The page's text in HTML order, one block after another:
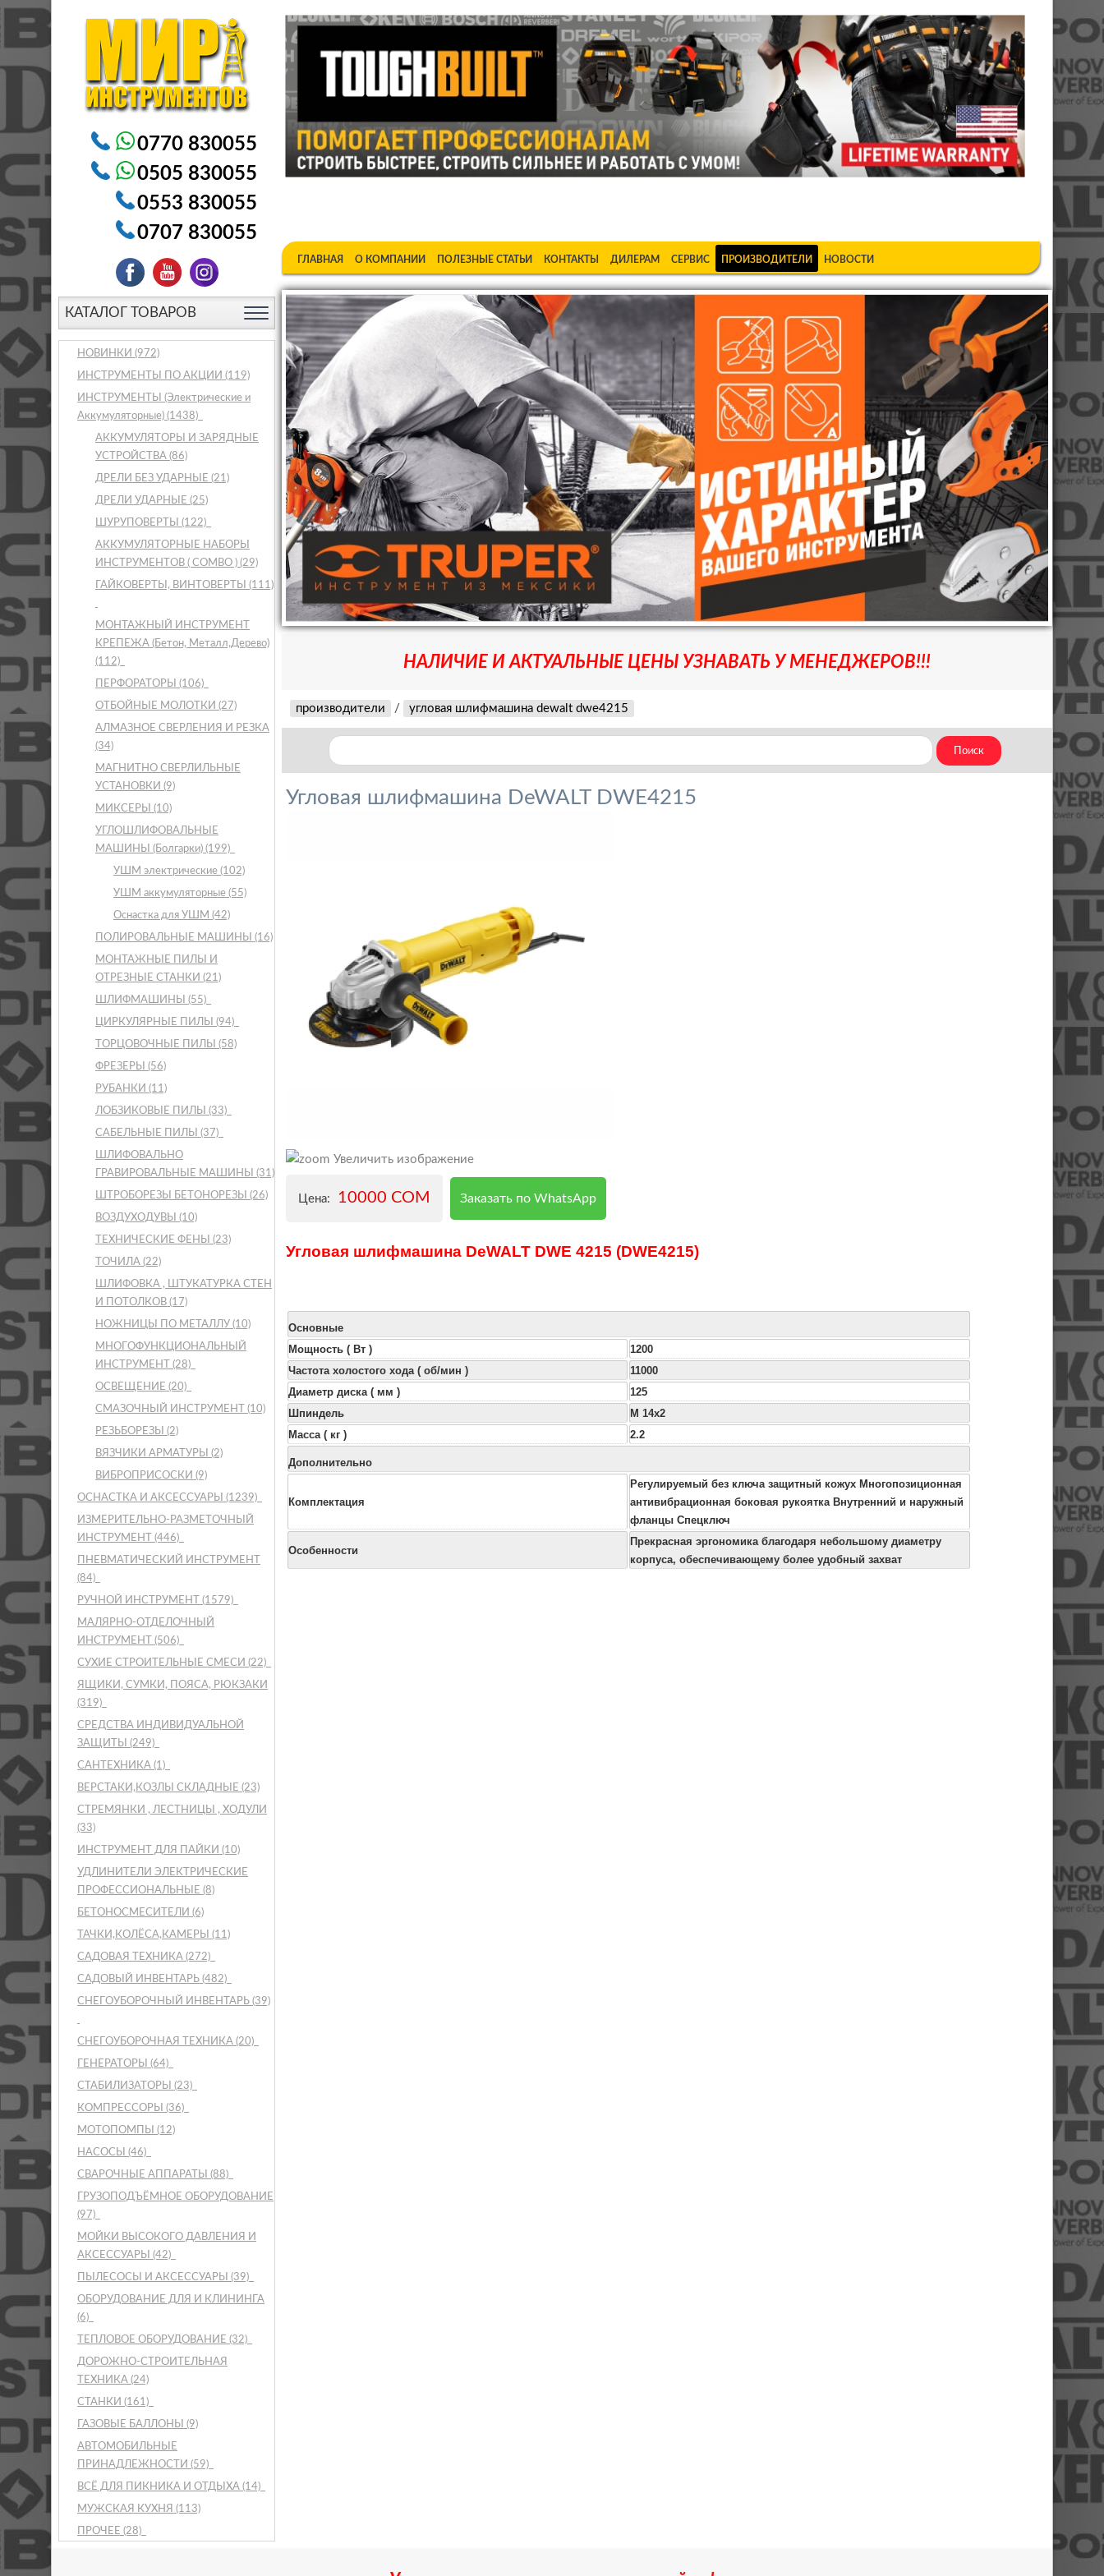
0770 830055
0505 830055
0553 830055
0707 830055
ГЛАВНАЯ О КОМПАНИИ ПОЛЕЗНЫЕ СТАТЬИ КОНТАКТЫ ДИЛЕРАМ СЕРВИС ПРОИЗВОДИТЕЛИ НОВОСТИ
КАТАЛОГ ТОВАРОВ
НОВИНКИ (972)
ИНСТРУМЕНТЫ ПО АКЦИИ (119)
ИНСТРУМЕНТЫ (Электрические и
Аккумуляторные) (1438)
АККУМУЛЯТОРЫ И ЗАРЯДНЫЕ
УСТРОЙСТВА (86)
ДРЕЛИ БЕЗ УДАРНЫЕ (21)
ДРЕЛИ УДАРНЫЕ (25)
ШУРУПОВЕРТЫ (122)
АККУМУЛЯТОРНЫЕ НАБОРЫ
ИНСТРУМЕНТОВ ( COMBO ) (29)
ГАЙКОВЕРТЫ, ВИНТОВЕРТЫ (111)
МОНТАЖНЫЙ ИНСТРУМЕНТ
КРЕПЕЖА (Бетон, Металл,Дерево)
(112)
ПЕРФОРАТОРЫ (106)
ОТБОЙНЫЕ МОЛОТКИ (27)
АЛМАЗНОЕ СВЕРЛЕНИЯ И РЕЗКА
(34)
МАГНИТНО СВЕРЛИЛЬНЫЕ
УСТАНОВКИ (9)
МИКСЕРЫ (10)
УГЛОШЛИФОВАЛЬНЫЕ
МАШИНЫ (Болгарки) (199)
УШМ электрические (102)
УШМ аккумуляторные (55)
Оснастка для УШМ (42)
ПОЛИРОВАЛЬНЫЕ МАШИНЫ (16)
МОНТАЖНЫЕ ПИЛЫ И
ОТРЕЗНЫЕ СТАНКИ (21)
ШЛИФМАШИНЫ (55)
ЦИРКУЛЯРНЫЕ ПИЛЫ (94)
ТОРЦОВОЧНЫЕ ПИЛЫ (58)
ФРЕЗЕРЫ (56)
РУБАНКИ (11)
ЛОБЗИКОВЫЕ ПИЛЫ (33)
САБЕЛЬНЫЕ ПИЛЫ (37)
ШЛИФОВАЛЬНО
ГРАВИРОВАЛЬНЫЕ МАШИНЫ (31)
ШТРОБОРЕЗЫ БЕТОНОРЕЗЫ (26)
ВОЗДУХОДУВЫ (10)
ТЕХНИЧЕСКИЕ ФЕНЫ (23)
ТОЧИЛА (22)
ШЛИФОВКА , ШТУКАТУРКА СТЕН
И ПОТОЛКОВ (17)
НОЖНИЦЫ ПО МЕТАЛЛУ (10)
МНОГОФУНКЦИОНАЛЬНЫЙ
ИНСТРУМЕНТ (28)
ОСВЕЩЕНИЕ (20)
СМАЗОЧНЫЙ ИНСТРУМЕНТ (10)
РЕЗЬБОРЕЗЫ (2)
ВЯЗЧИКИ АРМАТУРЫ (2)
ВИБРОПРИСОСКИ (9)
ОСНАСТКА И АКСЕССУАРЫ (1239)
ИЗМЕРИТЕЛЬНО-РАЗМЕТОЧНЫЙ
ИНСТРУМЕНТ (446)
ПНЕВМАТИЧЕСКИЙ ИНСТРУМЕНТ
(84)
РУЧНОЙ ИНСТРУМЕНТ (1579)
МАЛЯРНО-ОТДЕЛОЧНЫЙ
ИНСТРУМЕНТ (506)
СУХИЕ СТРОИТЕЛЬНЫЕ СМЕСИ (22)
ЯЩИКИ, СУМКИ, ПОЯСА, РЮКЗАКИ
(319)
СРЕДСТВА ИНДИВИДУАЛЬНОЙ
ЗАЩИТЫ (249)
САНТЕХНИКА (1)
ВЕРСТАКИ,КОЗЛЫ СКЛАДНЫЕ (23)
СТРЕМЯНКИ , ЛЕСТНИЦЫ , ХОДУЛИ
(33)
ИНСТРУМЕНТ ДЛЯ ПАЙКИ (10)
УДЛИНИТЕЛИ ЭЛЕКТРИЧЕСКИЕ
ПРОФЕССИОНАЛЬНЫЕ (8)
БЕТОНОСМЕСИТЕЛИ (6)
ТАЧКИ,КОЛЁСА,КАМЕРЫ (11)
САДОВАЯ ТЕХНИКА (272)
САДОВЫЙ ИНВЕНТАРЬ (482)
СНЕГОУБОРОЧНЫЙ ИНВЕНТАРЬ (39)
СНЕГОУБОРОЧНАЯ ТЕХНИКА (20)
ГЕНЕРАТОРЫ (64)
СТАБИЛИЗАТОРЫ (23)
КОМПРЕССОРЫ (36)
МОТОПОМПЫ (12)
НАСОСЫ (46)
СВАРОЧНЫЕ АППАРАТЫ (88)
ГРУЗОПОДЪЁМНОЕ ОБОРУДОВАНИЕ
(97)
МОЙКИ ВЫСОКОГО ДАВЛЕНИЯ И
АКСЕССУАРЫ (42)
ПЫЛЕСОСЫ И АКСЕССУАРЫ (39)
ОБОРУДОВАНИЕ ДЛЯ И КЛИНИНГА
(6)
ТЕПЛОВОЕ ОБОРУДОВАНИЕ (32)
ДОРОЖНО-СТРОИТЕЛЬНАЯ
ТЕХНИКА (24)
СТАНКИ (161)
ГАЗОВЫЕ БАЛЛОНЫ (9)
АВТОМОБИЛЬНЫЕ
ПРИНАДЛЕЖНОСТИ (59)
ВСЁ ДЛЯ ПИКНИКА И ОТДЫХА (14)
МУЖСКАЯ КУХНЯ (113)
ПРОЧЕЕ (28)
НАЛИЧИЕ И АКТУАЛЬНЫЕ ЦЕНЫ УЗНАВАТЬ У МЕНЕДЖЕРОВ!!!
производители / угловая шлифмашина dewalt dwe4215
Угловая шлифмашина DeWALT DWE4215
Увеличить изображение
Цена: 10000 COM Заказать по WhatsApp
Угловая шлифмашина DeWALT DWE 4215 (DWE4215)
Основные
Мощность ( Вт )
1200
Частота холостого хода ( об/мин )
11000
Диаметр диска ( мм )
125
Шпиндель
M 14x2
Масса ( кг )
2.2
Дополнительно
Комплектация
Регулируемый без ключа защитный кожух Многопозиционная
антивибрационная боковая рукоятка Внутренний и наружный
фланцы Спецключ
Особенности
Прекрасная эргономика благодаря небольшому диаметру
корпуса, обеспечивающему более удобный захват